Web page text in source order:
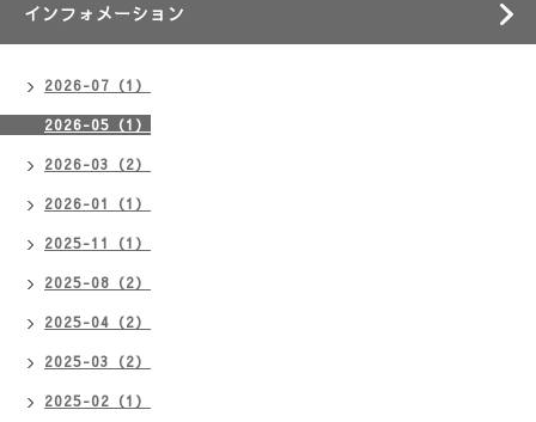
インフォメーション
2026-07（1）
2026-05（1）
2026-03（2）
2026-01（1）
2025-11（1）
2025-08（2）
2025-04（2）
2025-03（2）
2025-02（1）